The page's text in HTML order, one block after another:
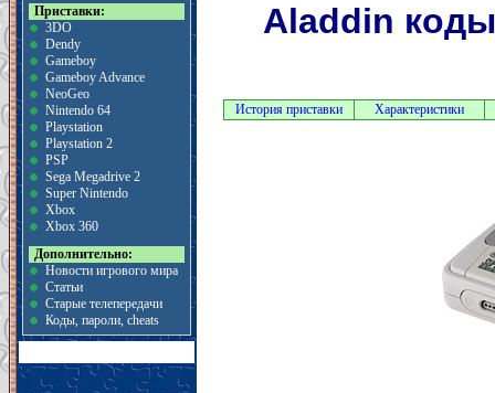
Приставки:
3DO
Dendy
Gameboy
Gameboy Advance
NeoGeo
Nintendo 64
Playstation
Playstation 2
PSP
Sega Megadrive 2
Super Nintendo
Xbox
Xbox 360
Дополнительно:
Новости игрового мира
Статьи
Старые телепередачи
Коды, пароли, cheats
Aladdin
История приставки Характеристики